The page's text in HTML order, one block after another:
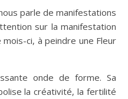
parle de manifestations
sur la manifestation
ci, à peindre une Fleur
onde de forme. Sa
la créativité, la fertilité